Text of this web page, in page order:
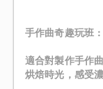
手作曲奇趣玩班 :
適合對製作手作
烘焙時光，感受